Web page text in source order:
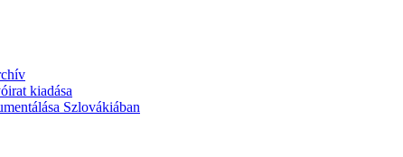
kiadása
Szlovákiában